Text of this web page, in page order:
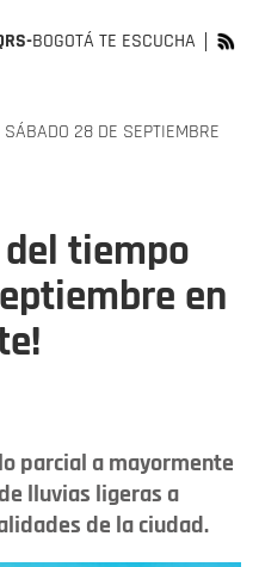
BOGOTÁ TE ESCUCHA
28 DE SEPTIEMBRE
tiempo
en
parcial a mayormente
lluvias ligeras a
de la ciudad.